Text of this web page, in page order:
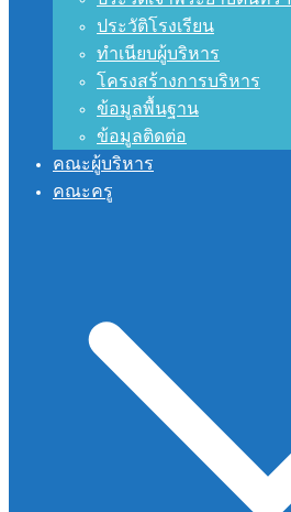
ประวัติโรงเรียน
ทำเนียบผู้บริหาร
โครงสร้างการบริหาร
ข้อมูลพื้นฐาน
ข้อมูลติดต่อ
คณะผู้บริหาร
คณะครู